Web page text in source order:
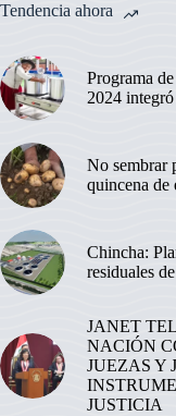
Tendencia ahora
Programa
2024
No sembrar
quincena de
Chincha:
residuales
JANET
NACIÓN
JUEZAS Y
JUSTICIA